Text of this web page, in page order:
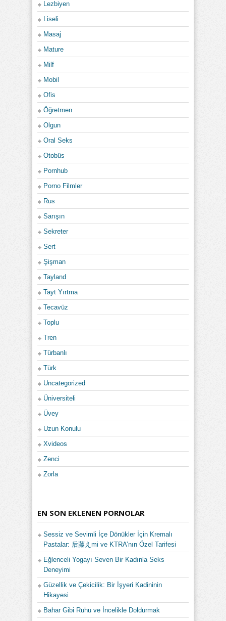
Lezbiyen
Liseli
Masaj
Mature
Milf
Mobil
Ofis
Öğretmen
Olgun
Oral Seks
Otobüs
Pornhub
Porno Filmler
Rus
Sarışın
Sekreter
Sert
Şişman
Tayland
Tayt Yırtma
Tecavüz
Toplu
Tren
Türbanlı
Türk
Uncategorized
Üniversiteli
Üvey
Uzun Konulu
Xvideos
Zenci
Zorla
EN SON EKLENEN PORNOLAR
Sessiz ve Sevimli İçe Dönükler İçin Kremalı
Pastalar: 后藤えmi ve KTRA’nın Özel Tarifesi
Eğlenceli Yogayı Seven Bir Kadınla Seks
Deneyimi
Güzellik ve Çekicilik: Bir İşyeri Kadininin
Hikayesi
Bahar Gibi Ruhu ve İncelikle Doldurmak